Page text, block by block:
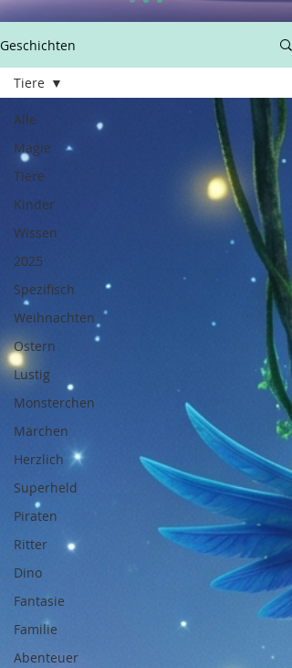
Geschichten
Alle
Magie
Tiere
Kinder
Wissen
2025
Spezifisch
Weihnachten
Ostern
Lustig
Monsterchen
Märchen
Herzlich
Superheld
Piraten
Ritter
Dino
Fantasie
Familie
Abenteuer
Tiere